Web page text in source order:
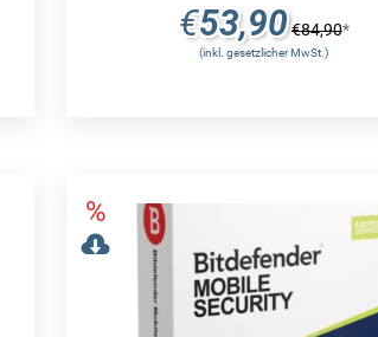
€53,90€84,90*
(inkl. gesetzlicher MwSt.)